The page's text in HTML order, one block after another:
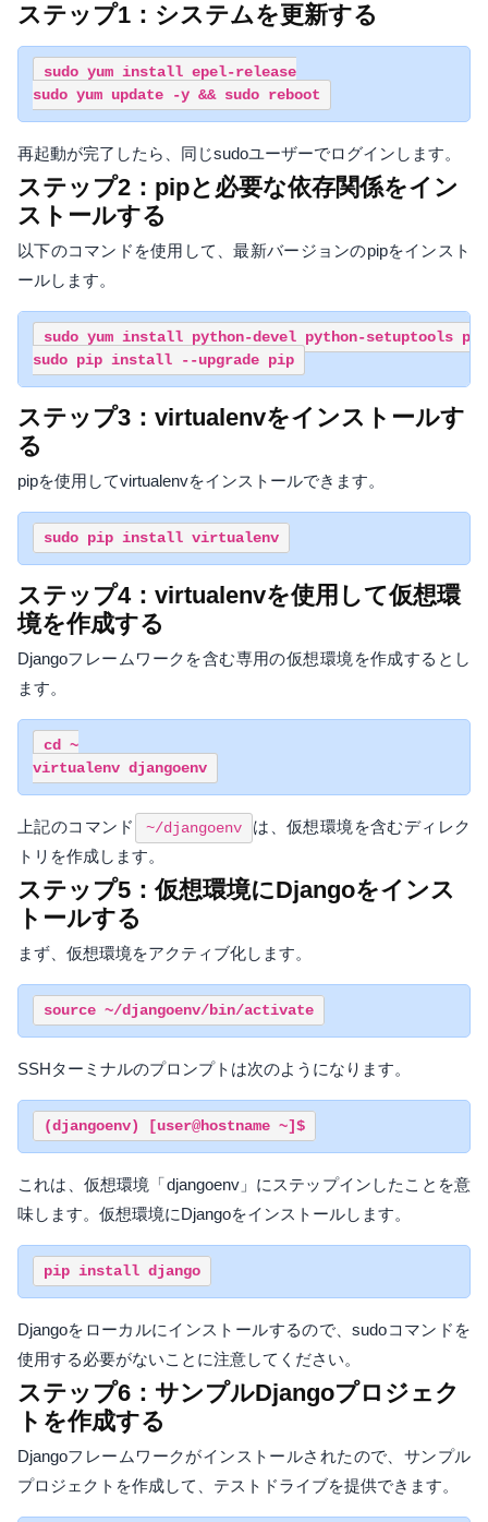
ステップ1：システムを更新する
sudo yum install epel-release
再起動が完了したら、同じsudoユーザーでログインします。
ステップ2：pipと必要な依存関係をイン
ストールする
以下のコマンドを使用して、最新バージョンのpipをインスト
ールします。
sudo yum install python-devel python-setuptools
ステップ3：virtualenvをインストールす
る
pipを使用してvirtualenvをインストールできます。
ステップ4：virtualenvを使用して仮想環
境を作成する
Djangoフレームワークを含む専用の仮想環境を作成するとし
ます。
cd ~
上記のコマンド ~/djangoenv
は、仮想環境を含むディレク
トリを作成します。
ステップ5：仮想環境にDjangoをインス
トールする
まず、仮想環境をアクティブ化します。
SSHターミナルのプロンプトは次のようになります。
これは、仮想環境「djangoenv」にステップインしたことを意
味します。仮想環境にDjangoをインストールします。
Djangoをローカルにインストールするので、sudoコマンドを
使用する必要がないことに注意してください。
ステップ6：サンプルDjangoプロジェク
トを作成する
Djangoフレームワークがインストールされたので、サンプル
プロジェクトを作成して、テストドライブを提供できます。